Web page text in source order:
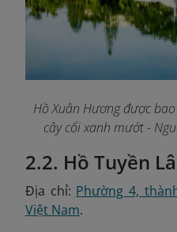
Hồ Xuân Hương được
cây cối xanh mướt -
2.2. Hồ Tuyền
Địa chỉ: Phường 4,
Việt Nam.